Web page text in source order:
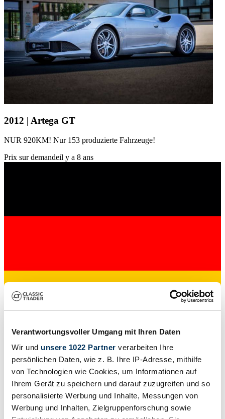
Verantwortungsvoller Umgang mit Ihren Daten
Wir und unsere 1022 Partner verarbeiten Ihre
persönlichen Daten, wie z. B. Ihre IP-Adresse, mithilfe
von Technologien wie Cookies, um Informationen auf
Ihrem Gerät zu speichern und darauf zuzugreifen und so
personalisierte Werbung und Inhalte, Messungen von
Werbung und Inhalten, Zielgruppenforschung sowie
2012 | Artega GT
NUR 920KM! Nur 153 produzierte Fahrzeuge!
Prix sur demandeil y a 8 ans
Concessionnaires
Coupé
Kilométrage (lire)
924 km
Puissance (kW/CV)
221 / 300